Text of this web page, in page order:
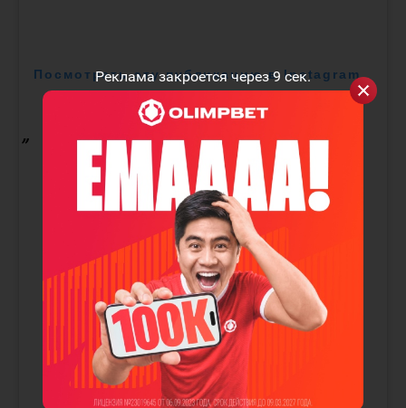
Реклама закроется через9 сек.
Посмотреть эту публикацию в Instagram
Публикация от Minnesota Wild (@minnesotawild)